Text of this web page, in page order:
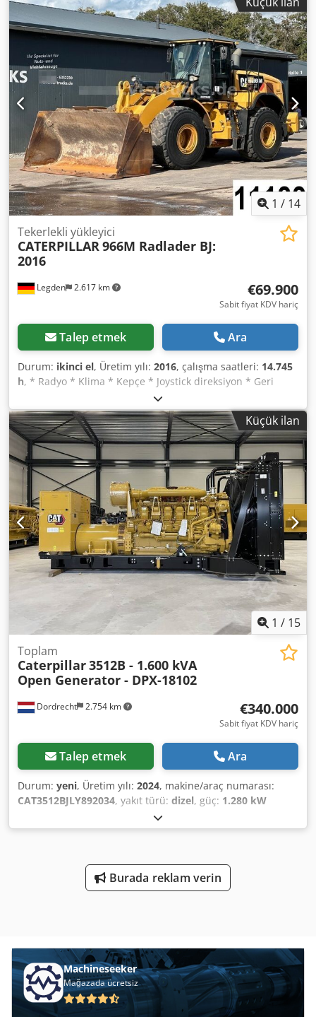
bağlayıcı değildir. Ara satış hakkımız saklıdır; yalnızca
genel iş ve satış şartlarımız geçerlidir. Hakkımızda 400’den
fazla kendi makinemiz stokta 15.000 m²'den fazla depo
alanı, 70 ton vinç kapasitesi Atölyeniz için 10.000’den fazla
aksesuar Makine, üretim hattı veya işletmenizi satmak
istiyorsanız bizimle iletişime geçin. Daha fazla teklifi web
sitemizde bulabilirsiniz. Görüşmeler randevu ile
mümkündür. Ziyaretinizi bekliyoruz. Markus Hirsch
Ekibiniz
1 / 14
Legden 2.617 km
Tekerlekli yükleyici
CATERPILLAR966M Radlader BJ:
2016
€69.900
Sabit fiyat KDV hariç
Talep etmek Ara
Durum: ikinci el, Üretim yılı: 2016, çalışma saatleri: 14.745
h, * Radyo * Klima * Kepçe * Joystick direksiyon * Geri
görüş kamerası * Merkezi yağlama sistemi * Ağırlık: 24.000
kg -----İç araç numarası: 11133----Hatalar ve ön satış hakkı
saklıdır Dkjdsxchqmopfx Amgor WhatsApp desteği mevcut!
Araçla ilgili sorularınız veya daha fazla bilgi için bize
rahatça WhatsApp üzerinden yazabilirsiniz WhatsApp
Almanca, İngilizce -- WhatsApp Almanca, İngilizce, Arapça
Küçük ilan
1 / 15
Dordrecht 2.754 km
Toplam
Caterpillar3512B - 1.600 kVA
Open Generator - DPX-18102
€340.000
Sabit fiyat KDV hariç
Talep etmek Ara
Durum: yeni, Üretim yılı: 2024, makine/araç numarası:
CAT3512BJLY892034, yakıt türü: dizel, güç: 1.280 kW
, motor üreticisi:Caterpillar 3512B
amacı: İnşaat Boş ağırlık: 14.000 kg Jeneratör gücü: 1.600
Görsel durum: çok iyi Daha fazla bilgi için DPX ekibiyle
iletişime geçin. = Diğer seçenekler ve aksesuarlar = - Akü
Burada reklam verin
Machineseeker
Mağazada ücretsiz